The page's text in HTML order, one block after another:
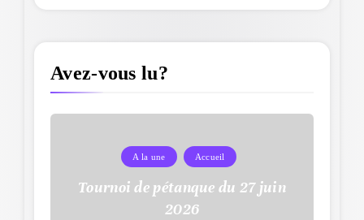
Avez-vous lu?
A la une Accueil
Tournoi de pétanque du 27 juin
2026